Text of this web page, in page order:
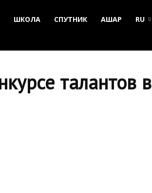
ШКОЛА СПУТНИК АШАР RU
талантов в